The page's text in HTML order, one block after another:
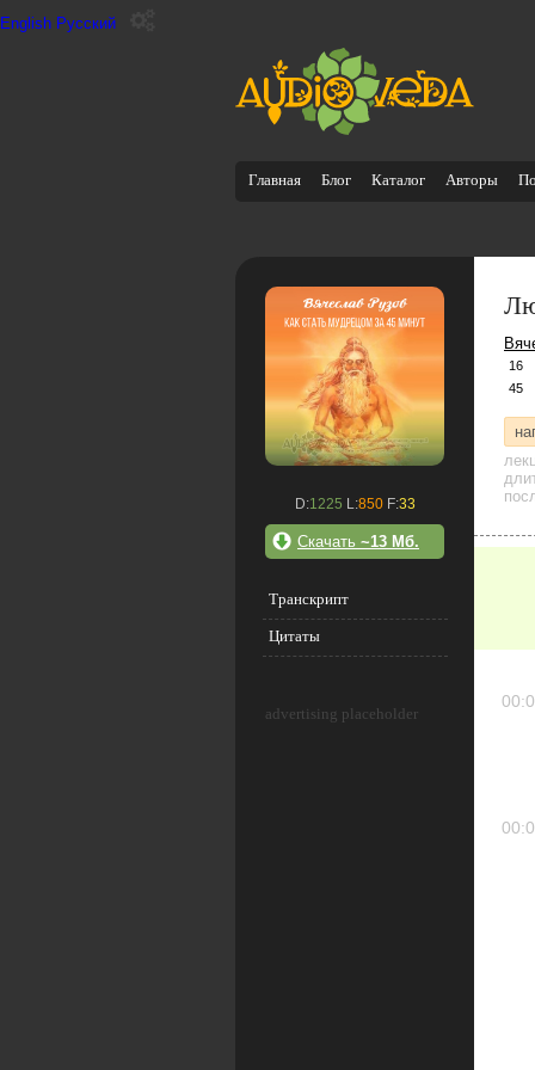
English Русский
Главная Блог Каталог Авторы
D:1225 L:850F:33
Скачать ~13 Мб.
Транскрипт
Цитаты
advertising placeholder
16
45